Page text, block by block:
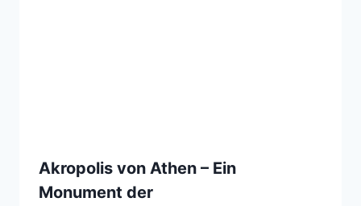
Akropolis von Athen – Ein
Monument der